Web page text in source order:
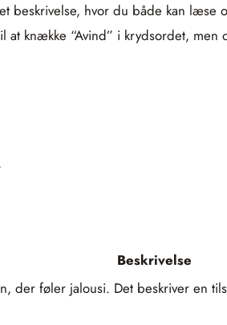
beskrivelse, hvor du både kan
knække “Avind” i krydsordet,
Beskrivelse
der føler jalousi. Det beskriver en